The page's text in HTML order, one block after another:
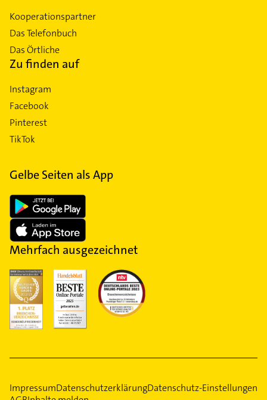
Kooperationspartner
Das Telefonbuch
Das Örtliche
Zu finden auf
Instagram
Facebook
Pinterest
TikTok
Gelbe Seiten als App
Mehrfach ausgezeichnet
ImpressumDatenschutzerklärungDatenschutz-Einstellungen